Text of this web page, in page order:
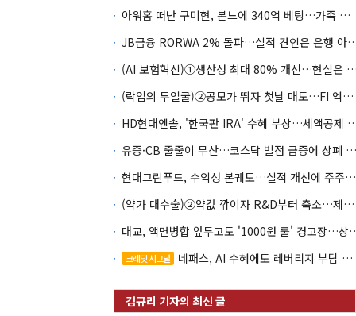
아워홈 떠난 구미현, 본느에 340억 베팅…가족 지배체제 구축
JB금융 RORWA 2% 돌파…실
(AI 보험혁신)①생산성 최대 80%
(락업의 두얼굴)②공모가 뛰자 첫날 매도…FI 엑시트 전략 갈렸다
HD현대엔솔, '한국판 IRA' 수혜
유증·CB 줄줄이 무산…코스닥 벌점 급증에 상폐 압박
현대그린푸드, 수익성 본궤도…실적 개선에 주주환원까지
(약가 대수술)②약값 깎이자 R&D부터 축소…제약업계 비상경영 돌입
대교, 액면병합 앞두고
크레딧 시그널 네패스, AI 수혜에도 레버리지 부담 여전